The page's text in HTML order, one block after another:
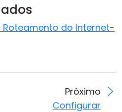
Roteamento do Internet-
Próximo
Configurar